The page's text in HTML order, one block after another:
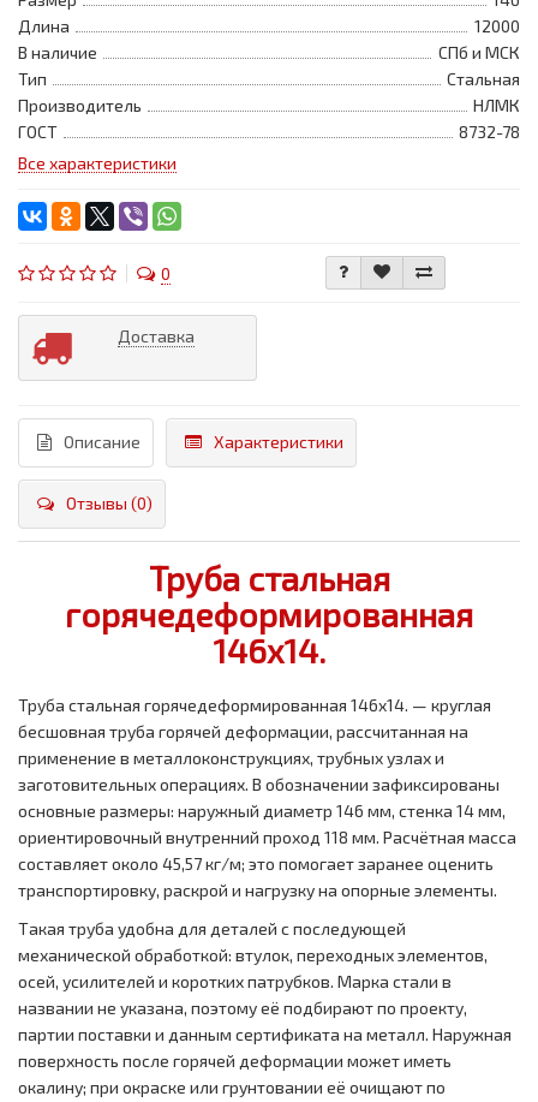
Длина
12000
В наличие
СПб и МСК
Тип
Стальная
Производитель
НЛМК
ГОСТ
8732-78
Все характеристики
0
Доставка
Описание Характеристики
Отзывы (0)
Труба стальная
горячедеформированная
146x14.
Труба стальная горячедеформированная 146x14. — круглая
бесшовная труба горячей деформации, рассчитанная на
применение в металлоконструкциях, трубных узлах и
заготовительных операциях. В обозначении зафиксированы
основные размеры: наружный диаметр 146 мм, стенка 14 мм,
ориентировочный внутренний проход 118 мм. Расчётная масса
составляет около 45,57 кг/м; это помогает заранее оценить
транспортировку, раскрой и нагрузку на опорные элементы.
Такая труба удобна для деталей с последующей
механической обработкой: втулок, переходных элементов,
осей, усилителей и коротких патрубков. Марка стали в
названии не указана, поэтому её подбирают по проекту,
партии поставки и данным сертификата на металл. Наружная
поверхность после горячей деформации может иметь
окалину; при окраске или грунтовании её очищают по